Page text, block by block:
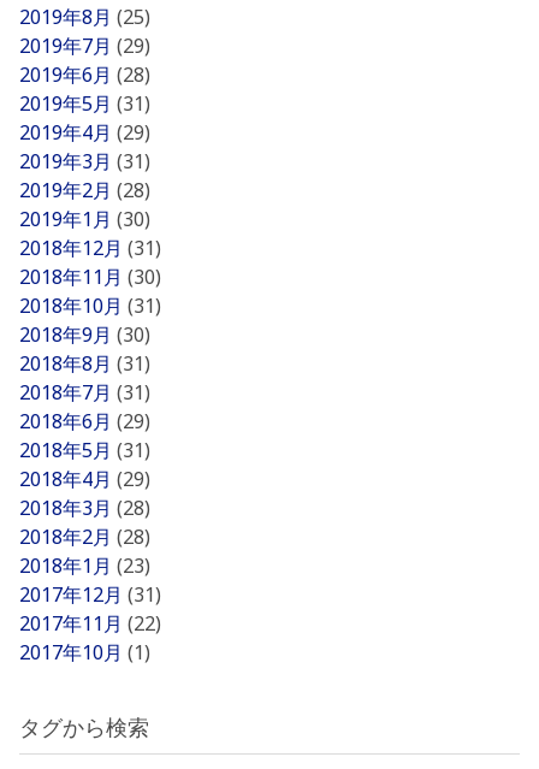
2019年8月 (25)
2019年7月 (29)
2019年6月 (28)
2019年5月 (31)
2019年4月 (29)
2019年3月 (31)
2019年2月 (28)
2019年1月 (30)
2018年12月 (31)
2018年11月 (30)
2018年10月 (31)
2018年9月 (30)
2018年8月 (31)
2018年7月 (31)
2018年6月 (29)
2018年5月 (31)
2018年4月 (29)
2018年3月 (28)
2018年2月 (28)
2018年1月 (23)
2017年12月 (31)
2017年11月 (22)
2017年10月 (1)
タグから検索